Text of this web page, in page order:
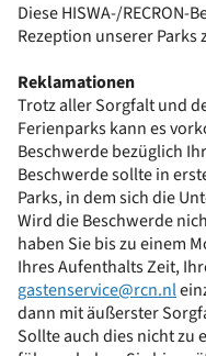
Diese HISWA-/
Rezeption unserer Parks
Reklamationen
Trotz aller Sorgfalt und
Ferienparks kann es
Beschwerde bezüglich
Beschwerde sollte in
Parks, in dem sich die
Wird die Beschwerde
haben Sie bis zu einem
Ihres Aufenthalts Zeit,
gastenservice@rcn.nl
dann mit äußerster
Sollte auch dies nicht zu